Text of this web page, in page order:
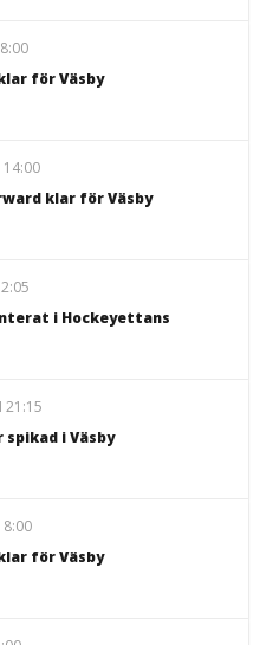
för Väsby
14:00
klar för Väsby
i Hockeyettans
21:15
i Väsby
för Väsby